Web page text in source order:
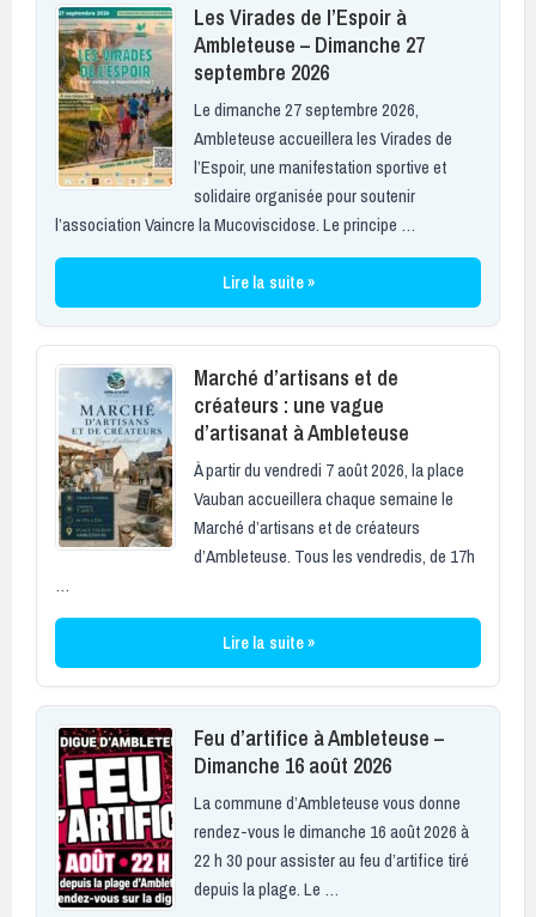
Les Virades de l’Espoir à
Ambleteuse – Dimanche 27
septembre 2026
Le dimanche 27 septembre 2026,
Ambleteuse accueillera les Virades de
l’Espoir, une manifestation sportive et
solidaire organisée pour soutenir
l’association Vaincre la Mucoviscidose. Le principe …
Lire la suite »
Marché d’artisans et de
créateurs : une vague
d’artisanat à Ambleteuse
À partir du vendredi 7 août 2026, la place
Vauban accueillera chaque semaine le
Marché d’artisans et de créateurs
d’Ambleteuse. Tous les vendredis, de 17h
…
Lire la suite »
Feu d’artifice à Ambleteuse –
Dimanche 16 août 2026
La commune d’Ambleteuse vous donne
rendez-vous le dimanche 16 août 2026 à
22 h 30 pour assister au feu d’artifice tiré
depuis la plage. Le …